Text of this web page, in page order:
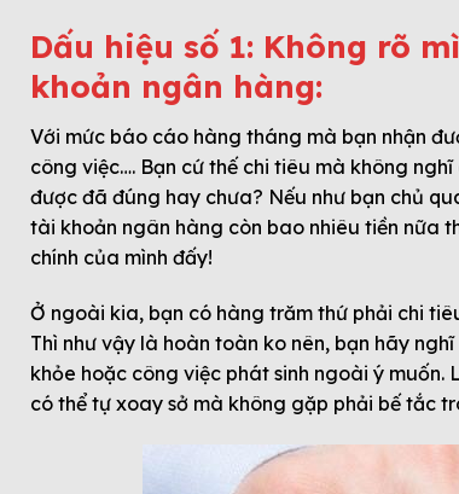
Dấu hiệu số 1: Không rõ
khoản ngân hàng:
Với mức báo cáo hàng tháng mà bạn nhận
công việc…. Bạn cứ thế chi tiêu mà không
được đã đúng hay chưa? Nếu như bạn chủ
tài khoản ngân hàng còn bao nhiêu tiền nữa
chính của mình đấy!
Ở ngoài kia, bạn có hàng trăm thứ phải chi
Thì như vậy là hoàn toàn ko nên, bạn hãy
khỏe hoặc công việc phát sinh ngoài ý muốn.
có thể tự xoay sở mà không gặp phải bế tắc